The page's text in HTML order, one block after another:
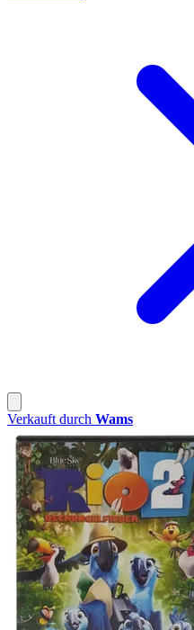
Verkauft durch Wams